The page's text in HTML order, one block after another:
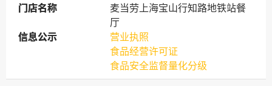
门店名称
门店名称
麦当劳上海宝山行知路地铁站餐
厅
信息公示
信息公示
营业执照
食品经营许可证
食品安全监督量化分级